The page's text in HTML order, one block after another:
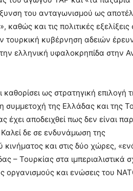
του ανταγωνισμού ως
και τις πολιτικές
τουρκική κυβέρνηση αδειών
ελληνική υφαλοκρηπίδα στην
ως στρατηγική επιλογή
συμμετοχή της Ελλάδας και της
αποδειχθεί πως δεν είναι
δε σε ενδυνάμωση της
και στις δύο χώρες,
– Τουρκίας στα ιμπεριαλιστικά
οργανισμούς και ενώσεις του